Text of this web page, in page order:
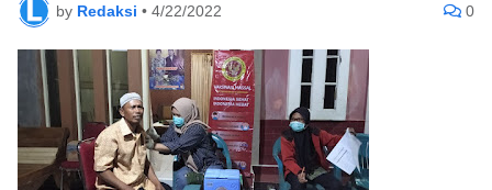
by Redaksi • 4/22/2022 0